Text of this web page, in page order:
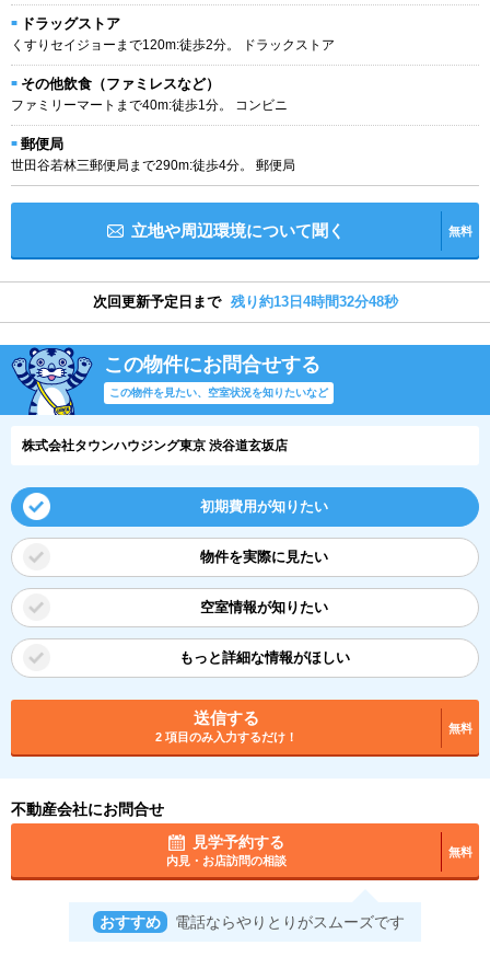
ドラッグストア
くすりセイジョーまで120m:徒歩2分。 ドラックストア
その他飲食（ファミレスなど）
ファミリーマートまで40m:徒歩1分。 コンビニ
郵便局
世田谷若林三郵便局まで290m:徒歩4分。 郵便局
立地や周辺環境について聞く 無料
次回更新予定日まで 残り約13日4時間32分47秒
この物件にお問合せする
この物件を見たい、空室状況を知りたいなど
株式会社タウンハウジング東京 渋谷道玄坂店
初期費用が知りたい
物件を実際に見たい
空室情報が知りたい
もっと詳細な情報がほしい
送信する
2 項目のみ入力するだけ！
無料
不動産会社にお問合せ
見学予約する
内見・お店訪問の相談
無料
おすすめ 電話ならやりとりがスムーズです